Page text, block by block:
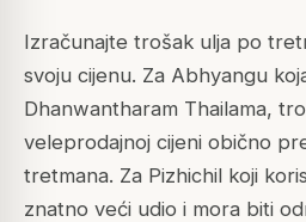
Izračunajte trošak ulja po
svoju cijenu. Za Abhyangu
Dhanwantharam Thailama,
veleprodajnoj cijeni obično
tretmana. Za Pizhichil koji
znatno veći udio i mora biti